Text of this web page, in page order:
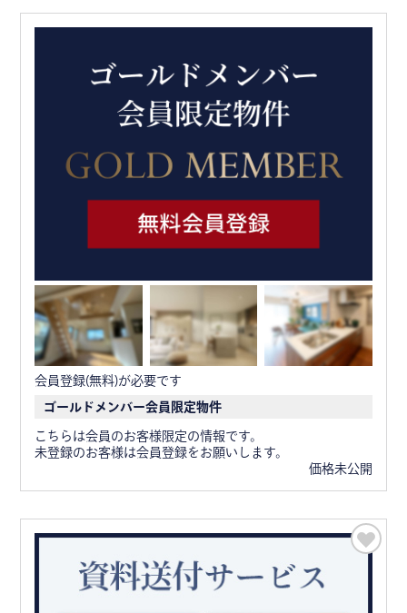
会員登録(無料)が必要です
ゴールドメンバー会員限定物件
こちらは会員のお客様限定の情報です。
未登録のお客様は会員登録をお願いします。
価格未公開